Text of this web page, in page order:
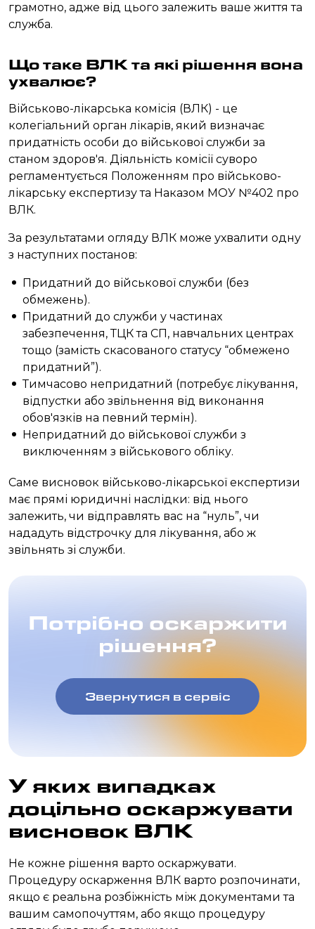
грамотно, адже від цього залежить ваше життя та
служба.
Що таке ВЛК та які рішення вона
ухвалює?
Військово-лікарська комісія (ВЛК) - це
колегіальний орган лікарів, який визначає
придатність особи до військової служби за
станом здоров'я. Діяльність комісії суворо
регламентується Положенням про військово-
лікарську експертизу та Наказом МОУ №402 про
ВЛК.
За результатами огляду ВЛК може ухвалити одну
з наступних постанов:
Придатний до військової служби (без
обмежень).
Придатний до служби у частинах
забезпечення, ТЦК та СП, навчальних центрах
тощо (замість скасованого статусу “обмежено
придатний”).
Тимчасово непридатний (потребує лікування,
відпустки або звільнення від виконання
обов'язків на певний термін).
Непридатний до військової служби з
виключенням з військового обліку.
Саме висновок військово-лікарської експертизи
має прямі юридичні наслідки: від нього
залежить, чи відправлять вас на “нуль”, чи
нададуть відстрочку для лікування, або ж
звільнять зі служби.
Потрібно оскаржити
рішення?
Звернутися в сервіс
У яких випадках
доцільно оскаржувати
висновок ВЛК
Не кожне рішення варто оскаржувати.
Процедуру оскарження ВЛК варто розпочинати,
якщо є реальна розбіжність між документами та
вашим самопочуттям, або якщо процедуру